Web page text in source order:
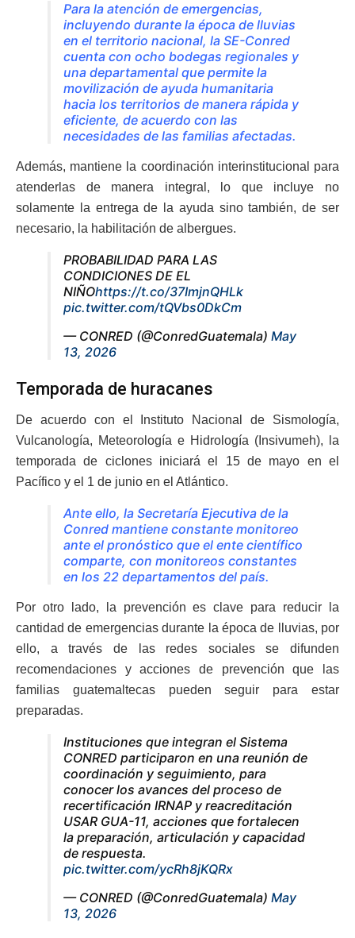
Para la atención de emergencias,
incluyendo durante la época de lluvias
en el territorio nacional, la SE-Conred
cuenta con ocho bodegas regionales y
una departamental que permite la
movilización de ayuda humanitaria
hacia los territorios de manera rápida y
eficiente, de acuerdo con las
necesidades de las familias afectadas.
Además, mantiene la coordinación interinstitucional para
atenderlas de manera integral, lo que incluye no
solamente la entrega de la ayuda sino también, de ser
necesario, la habilitación de albergues.
PROBABILIDAD PARA LAS
CONDICIONES DE EL
NIÑOhttps://t.co/37ImjnQHLk
pic.twitter.com/tQVbs0DkCm
— CONRED (@ConredGuatemala) May
13, 2026
Temporada de huracanes
De acuerdo con el Instituto Nacional de Sismología,
Vulcanología, Meteorología e Hidrología (Insivumeh), la
temporada de ciclones iniciará el 15 de mayo en el
Pacífico y el 1 de junio en el Atlántico.
Ante ello, la Secretaría Ejecutiva de la
Conred mantiene constante monitoreo
ante el pronóstico que el ente científico
comparte, con monitoreos constantes
en los 22 departamentos del país.
Por otro lado, la prevención es clave para reducir la
cantidad de emergencias durante la época de lluvias, por
ello, a través de las redes sociales se difunden
recomendaciones y acciones de prevención que las
familias guatemaltecas pueden seguir para estar
preparadas.
Instituciones que integran el Sistema
CONRED participaron en una reunión de
coordinación y seguimiento, para
conocer los avances del proceso de
recertificación IRNAP y reacreditación
USAR GUA-11, acciones que fortalecen
la preparación, articulación y capacidad
de respuesta.
pic.twitter.com/ycRh8jKQRx
— CONRED (@ConredGuatemala) May
13, 2026